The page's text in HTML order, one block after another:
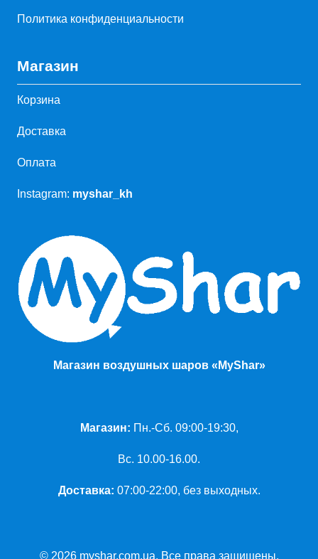
Политика конфиденциальности
Магазин
Корзина
Доставка
Оплата
Instagram: myshar_kh
Магазин воздушных шаров «MyShar»
Магазин: Пн.-Сб. 09:00-19:30,
Вс. 10.00-16.00.
Доставка: 07:00-22:00, без выходных.
© 2026 myshar.com.ua. Все права защищены.